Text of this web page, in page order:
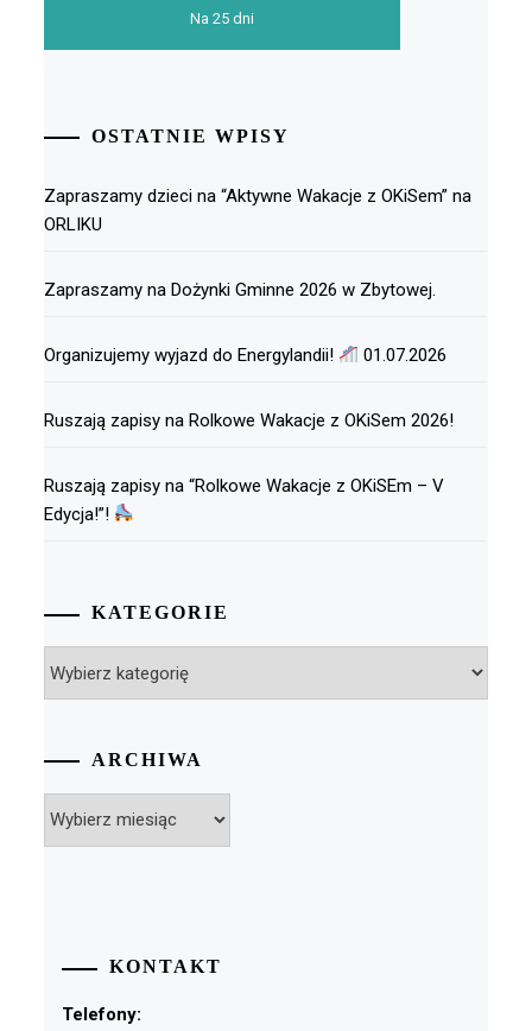
Na 25 dni
OSTATNIE WPISY
Zapraszamy dzieci na “Aktywne Wakacje z OKiSem” na
ORLIKU
Zapraszamy na Dożynki Gminne 2026 w Zbytowej.
Organizujemy wyjazd do Energylandii! 01.07.2026
Ruszają zapisy na Rolkowe Wakacje z OKiSem 2026!
Ruszają zapisy na “Rolkowe Wakacje z OKiSEm – V
Edycja!”!
KATEGORIE
ARCHIWA
KONTAKT
Telefony: